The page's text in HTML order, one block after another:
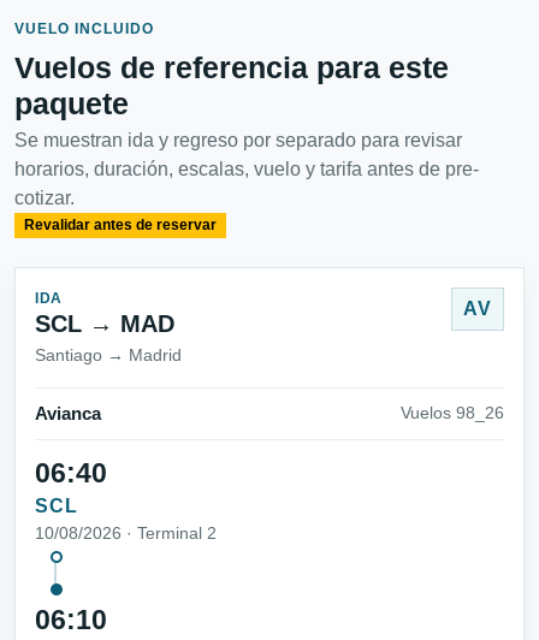
VUELO INCLUIDO
Vuelos de referencia para este
paquete
Se muestran ida y regreso por separado para revisar
horarios, duración, escalas, vuelo y tarifa antes de pre-
cotizar.
Revalidar antes de reservar
IDA
SCL → MAD
Santiago → Madrid
AV
Avianca Vuelos 98_26
06:40
SCL
10/08/2026 · Terminal 2
06:10